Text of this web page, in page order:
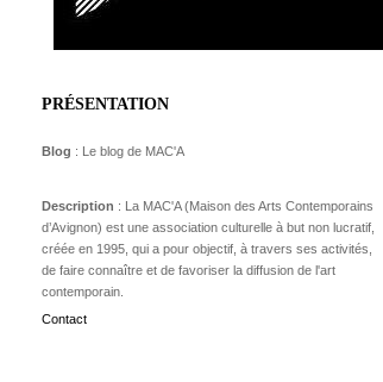
PRÉSENTATION
Blog : Le blog de MAC'A
Description : La MAC'A (Maison des Arts Contemporains
d’Avignon) est une association culturelle à but non lucratif,
créée en 1995, qui a pour objectif, à travers ses activités,
de faire connaître et de favoriser la diffusion de l'art
contemporain.
Contact